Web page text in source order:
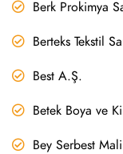
Berk Prokimya
Berteks Tekstil
Best A.Ş.
Betek Boya ve
Bey Serbest